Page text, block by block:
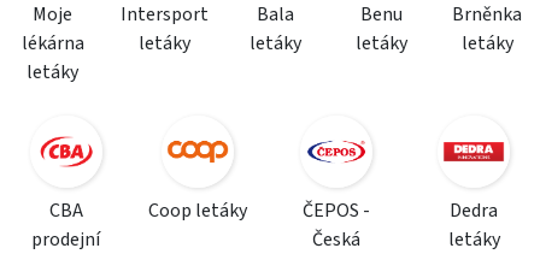
Moje
lékárna
letáky
Intersport
letáky
Bala
letáky
Benu
letáky
Brněnka
letáky
CBA
prodejní
Coop letáky
ČEPOS -
Česká
Dedra
letáky